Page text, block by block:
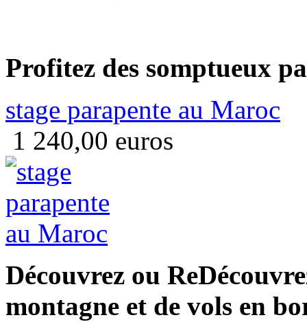
Profitez des somptueux
stage parapente au Maroc
1 240,00 euros
Découvrez ou
montagne et de vols en